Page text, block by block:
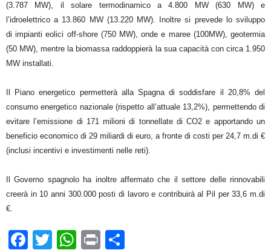
(3.787 MW), il solare termodinamico a 4.800 MW (630 MW) e
l’idroelettrico a 13.860 MW (13.220 MW). Inoltre si prevede lo sviluppo
di impianti eolici off-shore (750 MW), onde e maree (100MW), geotermia
(50 MW), mentre la biomassa raddoppierà la sua capacità con circa 1.950
MW installati.
Il Piano energetico permetterà alla Spagna di soddisfare il 20,8% del
consumo energetico nazionale (rispetto all’attuale 13,2%), permettendo di
evitare l’emissione di 171 milioni di tonnellate di CO2 e apportando un
beneficio economico di 29 miliardi di euro, a fronte di costi per 24,7 m.di €
(inclusi incentivi e investimenti nelle reti).
Il Governo spagnolo ha inoltre affermato che il settore delle rinnovabili
creerà in 10 anni 300.000 posti di lavoro e contribuirà al Pil per 33,6 m.di
€.
F
T
W
Pr